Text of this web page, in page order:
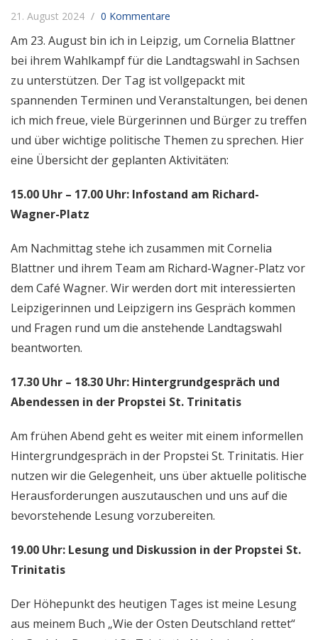
21. August 2024 0 Kommentare
Am 23. August bin ich in Leipzig, um Cornelia Blattner
bei ihrem Wahlkampf für die Landtagswahl in Sachsen
zu unterstützen. Der Tag ist vollgepackt mit
spannenden Terminen und Veranstaltungen, bei denen
ich mich freue, viele Bürgerinnen und Bürger zu treffen
und über wichtige politische Themen zu sprechen. Hier
eine Übersicht der geplanten Aktivitäten:
15.00 Uhr – 17.00 Uhr: Infostand am Richard-
Wagner-Platz
Am Nachmittag stehe ich zusammen mit Cornelia
Blattner und ihrem Team am Richard-Wagner-Platz vor
dem Café Wagner. Wir werden dort mit interessierten
Leipzigerinnen und Leipzigern ins Gespräch kommen
und Fragen rund um die anstehende Landtagswahl
beantworten.
17.30 Uhr – 18.30 Uhr: Hintergrundgespräch und
Abendessen in der Propstei St. Trinitatis
Am frühen Abend geht es weiter mit einem informellen
Hintergrundgespräch in der Propstei St. Trinitatis. Hier
nutzen wir die Gelegenheit, uns über aktuelle politische
Herausforderungen auszutauschen und uns auf die
bevorstehende Lesung vorzubereiten.
19.00 Uhr: Lesung und Diskussion in der Propstei St.
Trinitatis
Der Höhepunkt des heutigen Tages ist meine Lesung
aus meinem Buch „Wie der Osten Deutschland rettet“